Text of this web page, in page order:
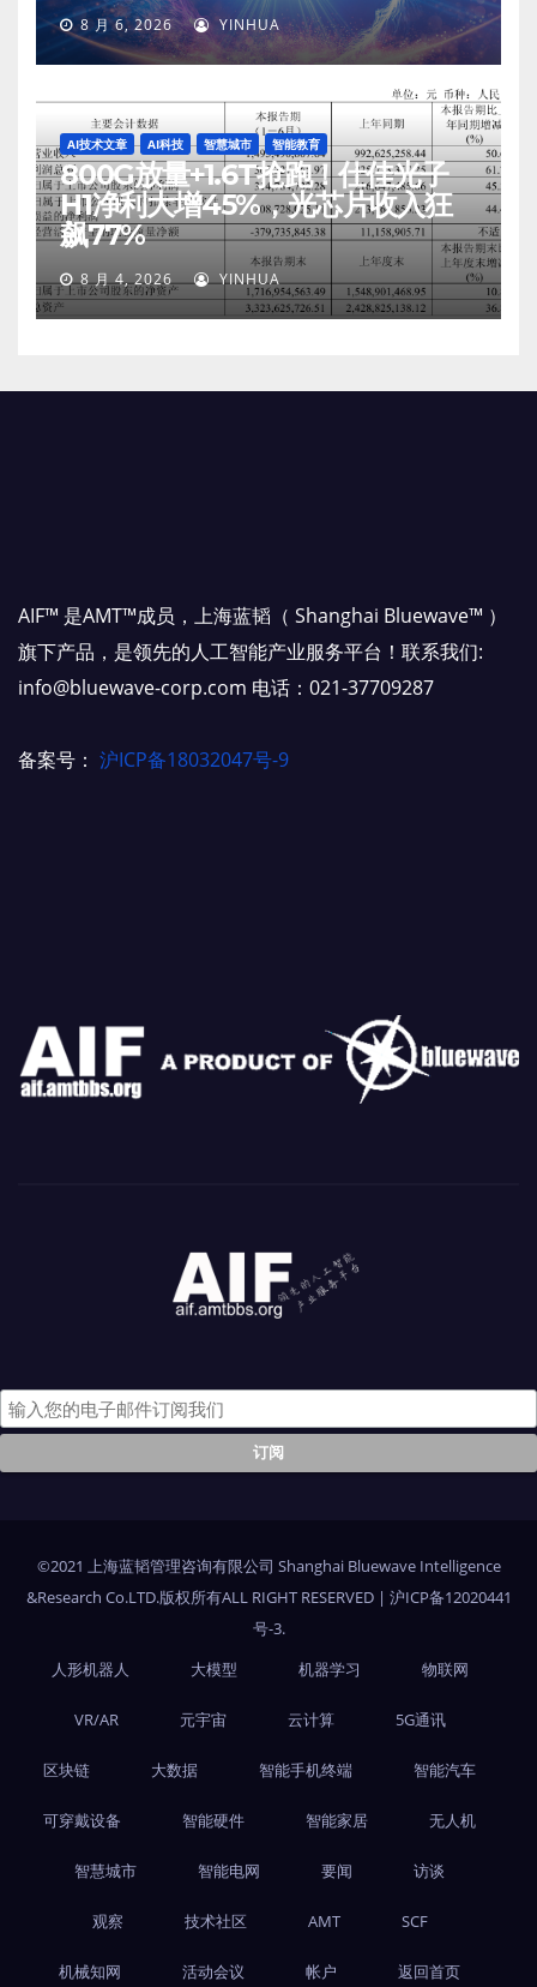
8 月 6, 2026 YINHUA
AI技术文章 AI科技 智慧城市 智能教育
800G放量+1.6T抢跑！仕佳光子
H1净利大增45%，光芯片收入狂
飙77%
8 月 4, 2026 YINHUA
AIF™ 是AMT™成员，上海蓝韬（ Shanghai Bluewave™ ）
旗下产品，是领先的人工智能产业服务平台！联系我们:
info@bluewave-corp.com 电话：021-37709287
备案号： 沪ICP备18032047号-9
©2021 上海蓝韬管理咨询有限公司 Shanghai Bluewave Intelligence
&Research Co.LTD.版权所有ALL RIGHT RESERVED | 沪ICP备12020441
号-3.
人形机器人
大模型 机器学习 物联网
VR/AR 元宇宙 云计算 5G通讯
区块链 大数据 智能手机终端 智能汽车
可穿戴设备 智能硬件 智能家居 无人机
智慧城市 智能电网 要闻 访谈
观察 技术社区 AMT SCF
机械知网 活动会议 帐户 返回首页